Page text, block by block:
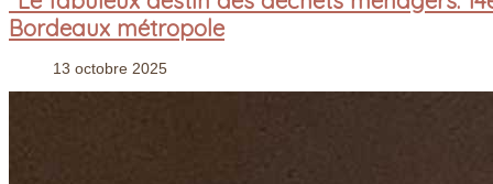
Bordeaux métropole
13 octobre 2025